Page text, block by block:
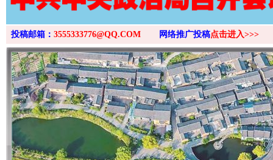
投稿邮箱： 3555333776@QQ.COM 网络推广投稿点击进入>>>